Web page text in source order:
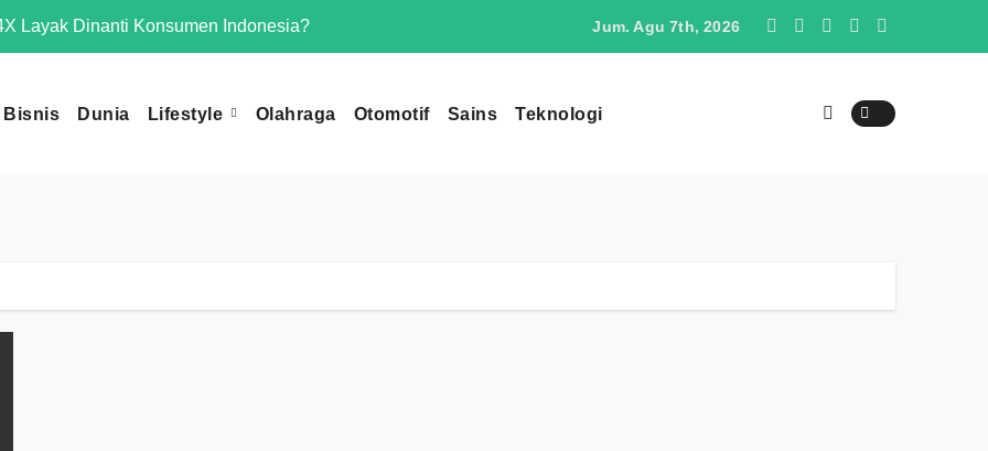
Layak Dinanti Konsumen Indonesia? Mengapa Omoda O4 Berpotensi Menjadi Penantang SUV Jepang di Indonesia
Jum. Agu 7th, 2026
Bisnis Dunia Lifestyle Olahraga Otomotif Sains Teknologi